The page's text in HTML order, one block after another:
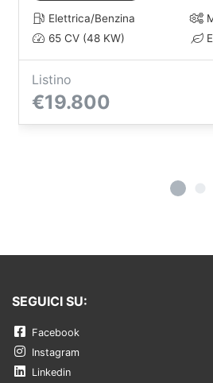
Elettrica/Benzina
65 CV (48 KW)
Listino
€19.800
SEGUICI SU:
Facebook
Instagram
Linkedin